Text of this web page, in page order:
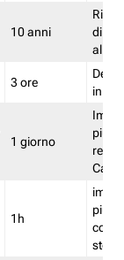
10 anni
di
3 ore
in
1 giorno
più
1h
più